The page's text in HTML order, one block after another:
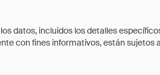
datos, incluidos los detalles
con fines informativos, están sujetos